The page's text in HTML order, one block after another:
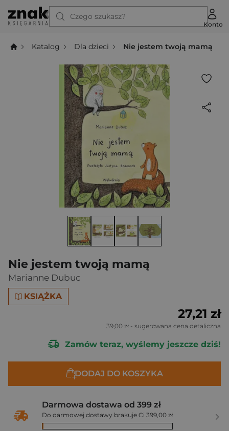
Czego szukasz?
Konto
Katalog Dla dzieci Nie jestem twoją mamą
Nie jestem twoją mamą
Marianne Dubuc
KSIĄŻKA
27,21 zł
39,00 zł - sugerowana cena detaliczna
Zamów teraz, wyślemy jeszcze dziś!
DODAJ DO KOSZYKA
Darmowa dostawa od 399 zł
Do darmowej dostawy brakuje Ci 399,00 zł